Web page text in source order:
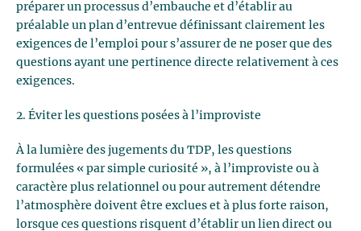
préparer un processus d’embauche et d’établir au
préalable un plan d’entrevue définissant clairement les
exigences de l’emploi pour s’assurer de ne poser que des
questions ayant une pertinence directe relativement à ces
exigences.
2. Éviter les questions posées à l’improviste
À la lumière des jugements du TDP, les questions
formulées « par simple curiosité », à l’improviste ou à
caractère plus relationnel ou pour autrement détendre
l’atmosphère doivent être exclues et à plus forte raison,
lorsque ces questions risquent d’établir un lien direct ou